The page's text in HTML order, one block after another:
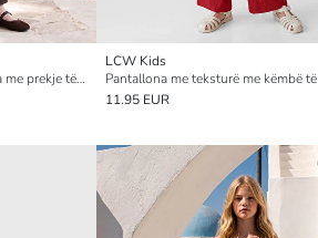
Pantallona me këmbë të gjera me prekje të butë për vajza
LCW Kids
11.95 EUR